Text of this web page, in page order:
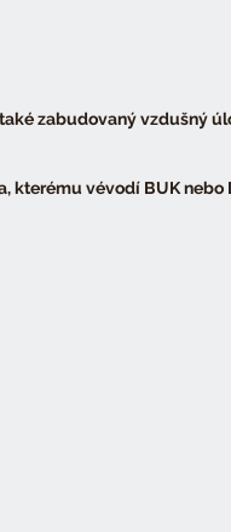
zabudovaný vzdušný
kterému vévodí BUK nebo